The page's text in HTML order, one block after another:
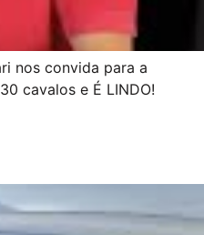
nos convida para a
cavalos e É LINDO!